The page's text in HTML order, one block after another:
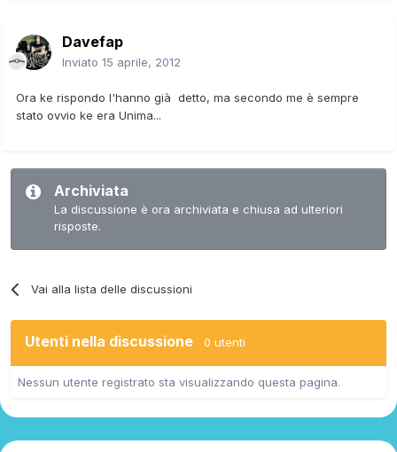
Davefap
Inviato 15 aprile, 2012
Ora ke rispondo l'hanno già detto, ma secondo me è sempre
stato ovvio ke era Unima...
Archiviata
La discussione è ora archiviata e chiusa ad ulteriori
risposte.
Vai alla lista delle discussioni
Utenti nella discussione 0 utenti
Nessun utente registrato sta visualizzando questa pagina.